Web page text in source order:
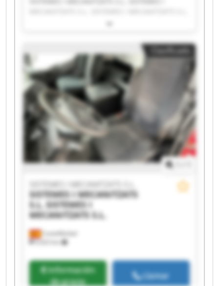
SISTEMES I MECANITZATS S.L. SISTEMES I
SISTEMES I MECANITZATS S.L. SISTEMES I
MECANITZATS S.L. SISTEMES I MECANITZATS S.L.
SISTEMES I MECANITZATS S.L. SISTEMES I
MECANITZATS S.L. SISTEMES I MECANITZATS S.L.
SISTEMES I MECANITZATS S.L. SISTEMES I
MECANITZATS S.L. SISTEMES I MECANITZATS S.L.
SISTEMES I MECANITZATS S.L. SISTEMES I
MECANITZATS S.L. SISTEMES I MECANITZATS S.L.
SISTEMES I MECANITZATS S.L. SISTEMES I
MECANITZATS S.L.
Castellbisbal
9,423 km
SISTEMES I MECANITZATS S.L.
SISTEMES I MECANITZATS
S.L. SISTEMES I
MECANITZATS S.L.
Información
de precio
Llamar